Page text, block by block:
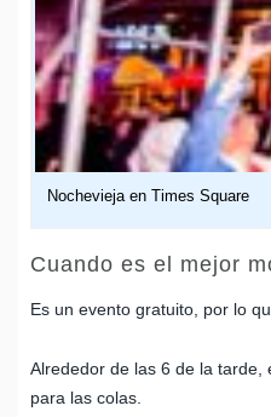
Nochevieja en Times Square
Cuando es el mejor
Es un evento gratuito, por lo
Alrededor de las 6 de la tarde,
para las colas.